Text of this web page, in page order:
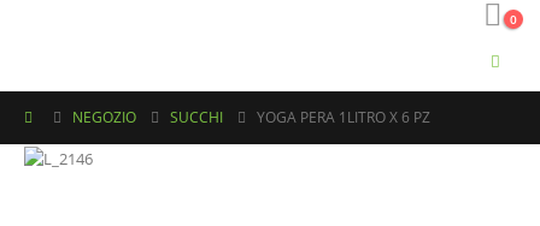
0
NEGOZIO SUCCHI YOGA PERA 1LITRO X 6 PZ